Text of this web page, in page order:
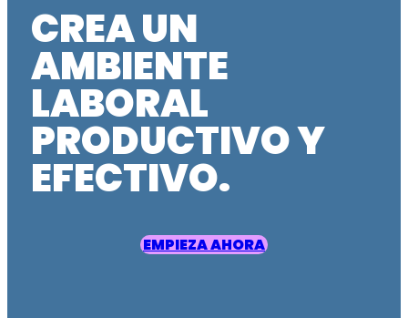
CREA UN
AMBIENTE
LABORAL
PRODUCTIVO Y
EFECTIVO.
EMPIEZA AHORA